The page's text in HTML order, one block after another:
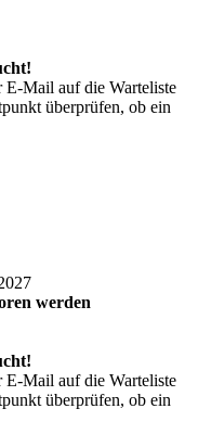
E-Mail auf die Warteliste
überprüfen, ob ein
werden
E-Mail auf die Warteliste
überprüfen, ob ein